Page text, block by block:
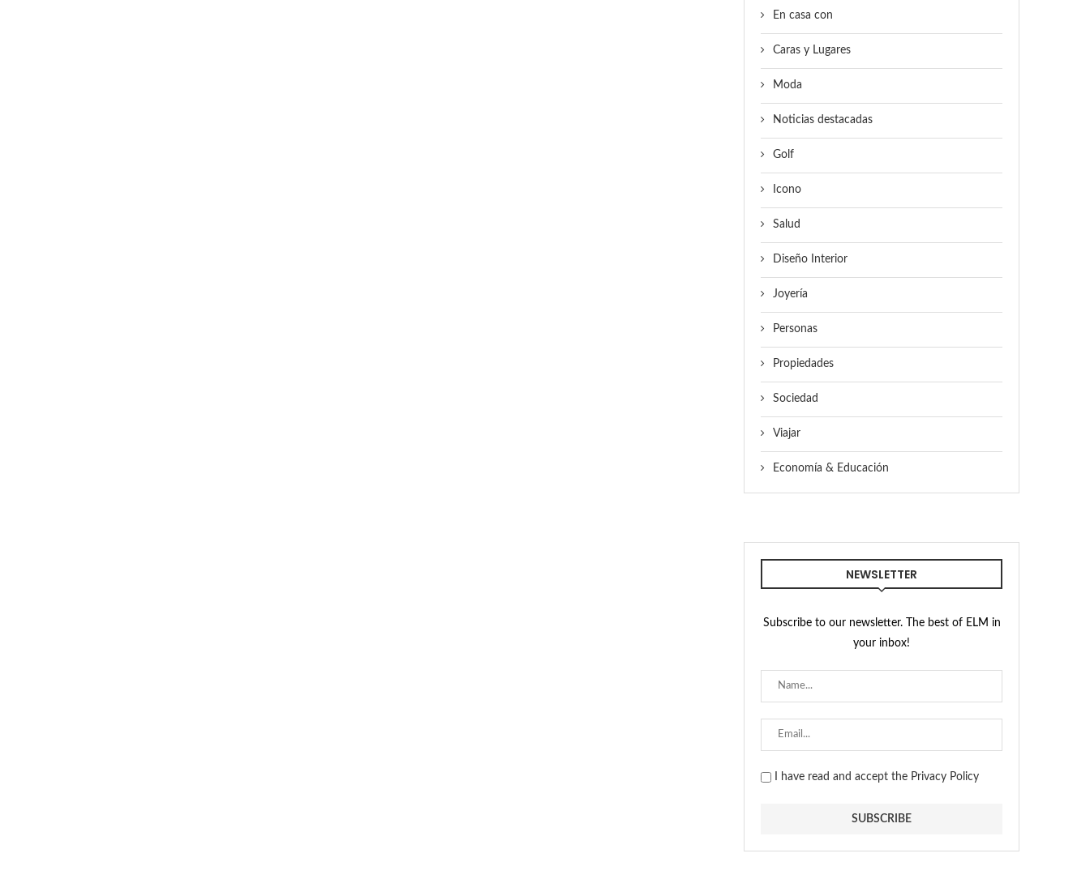
En casa con
Caras y Lugares
Moda
Noticias destacadas
Golf
Icono
Salud
Diseño Interior
Joyería
Personas
Propiedades
Sociedad
Viajar
Economía & Educación
NEWSLETTER
Subscribe to our newsletter. The best of ELM in
your inbox!
I have read and accept the Privacy Policy